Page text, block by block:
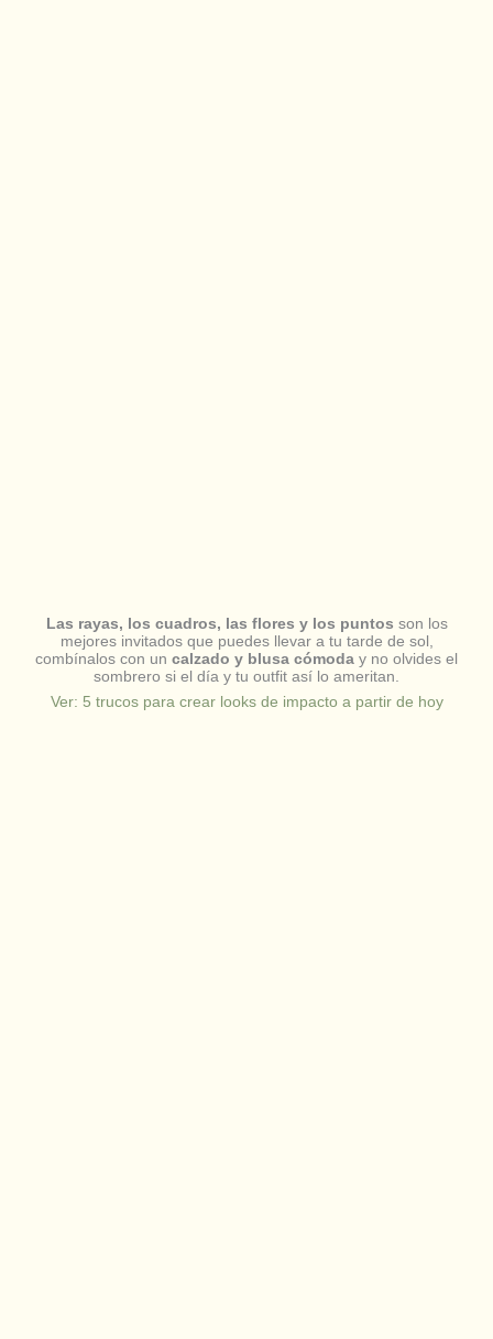
Las rayas, los cuadros, las flores y los puntos son los
mejores invitados que puedes llevar a tu tarde de sol,
combínalos con un calzado y blusa cómoda y no olvides el
sombrero si el día y tu outfit así lo ameritan.
Ver: 5 trucos para crear looks de impacto a partir de hoy